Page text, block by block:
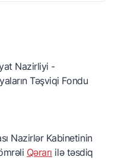
Nazirliyi -
Təşviqi Fondu
Nazirlər Kabinetinin
Qərarı ilə təsdiq